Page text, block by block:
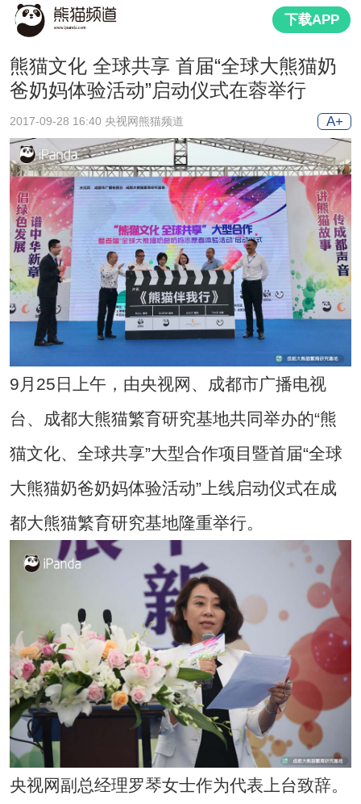
下载APP
熊猫文化 全球共享 首届“全球大熊猫奶
爸奶妈体验活动”启动仪式在蓉举行
2017-09-28 16:40 央视网熊猫频道 A+
9月25日上午，由央视网、成都市广播电视
台、成都大熊猫繁育研究基地共同举办的“熊
猫文化、全球共享”大型合作项目暨首届“全球
大熊猫奶爸奶妈体验活动”上线启动仪式在成
都大熊猫繁育研究基地隆重举行。
央视网副总经理罗琴女士作为代表上台致辞。